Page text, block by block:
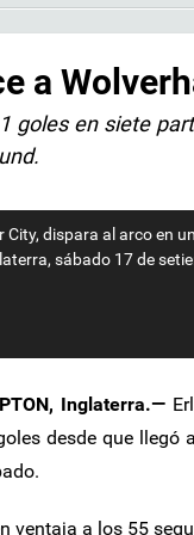
a
goles en siete
City, dispara al arco en
sábado 17 de
Inglaterra.—
desde que llegó
ventaja a los 55